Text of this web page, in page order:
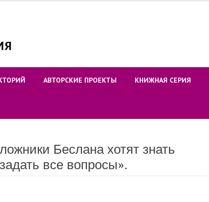
АВТОРСКИЕ ПРОЕКТЫ КНИЖНАЯ СЕРИЯ
Беслана хотят знать
все вопросы».